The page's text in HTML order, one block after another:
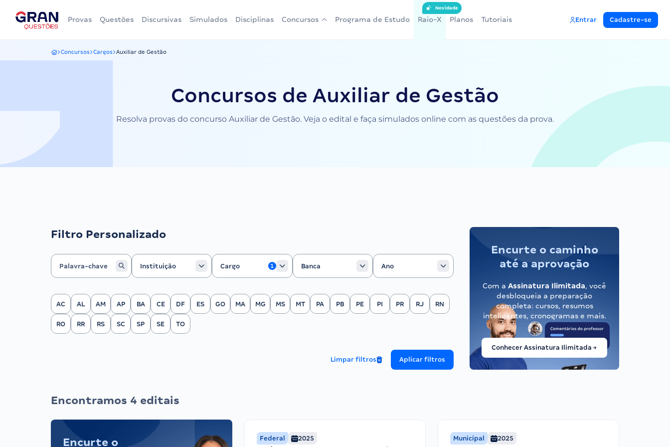
Provas Questões Discursivas Simulados Disciplinas Concursos Programa de Estudo Raio-X
Novidade
Planos Tutoriais Entrar Cadastre-se
Gran Questões
Concursos Cargos Auxiliar de Gestão
Concursos de Auxiliar de Gestão
Resolva provas do concurso Auxiliar de Gestão. Veja o edital e faça simulados online com as questões da prova.
Filtro Personalizado
Instituição
Instituição
Cargo
Cargo
1
Banca
Banca
Ano
Ano
Filtrar por Estado
AC AL AM AP BA CE DF ES GO MA MG MS MT PA PB PE PI PR RJ RN
RO RR RS SC SP SE TO
Limpar filtros Aplicar filtros
Encurte o caminho
até a aprovação
Com a Assinatura Ilimitada, você
desbloqueia a preparação
completa: cursos, resumos
inteligentes, cronogramas e mais.
Conhecer Assinatura Ilimitada
Encontramos 4 editais
Encurte o Federal 2025 Municipal 2025